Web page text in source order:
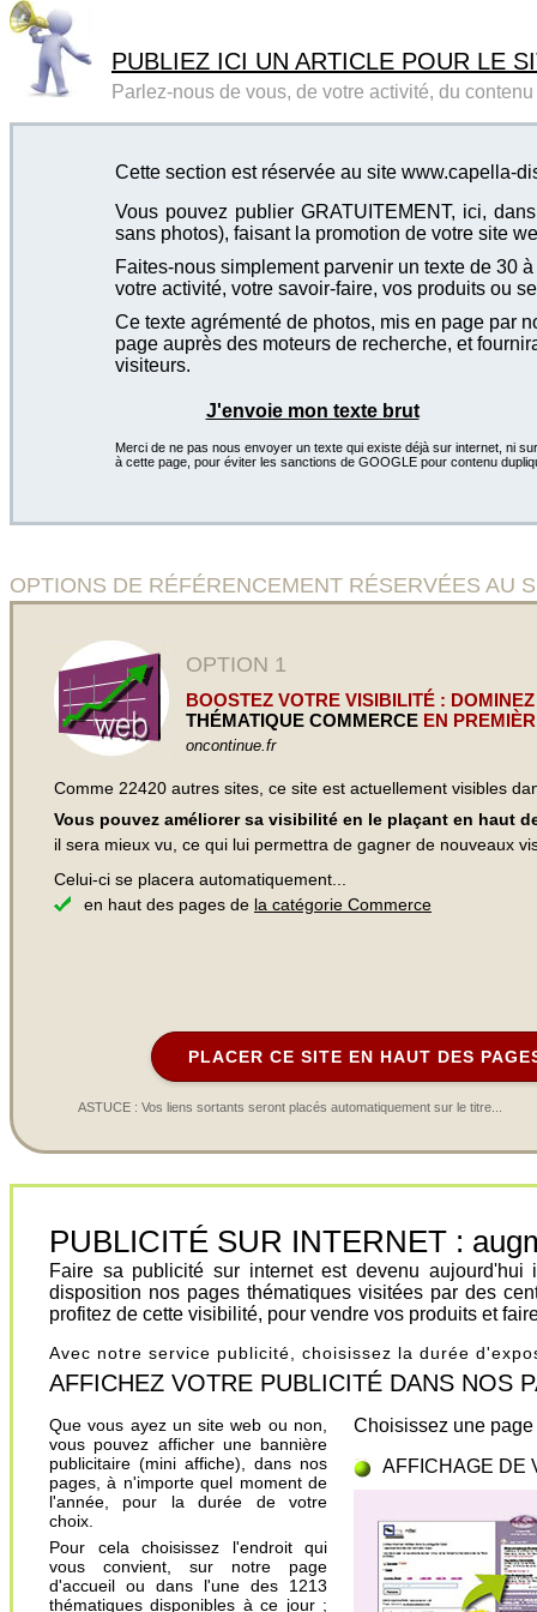
PUBLIEZ ICI UN ARTICLE POUR LE
Parlez-nous de vous, de votre activité, du
Cette section est réservée au site www.capella-
Vous pouvez publier GRATUITEMENT, ici,
sans photos), faisant la promotion de votre site
Faites-nous simplement parvenir un texte de 30
votre activité, votre savoir-faire, vos produits ou
Ce texte agrémenté de photos, mis en page par
page auprès des moteurs de recherche, et
visiteurs.
J'envoie mon texte brut
Merci de ne pas nous envoyer un texte qui existe déjà sur internet, ni
à cette page, pour éviter les sanctions de GOOGLE pour contenu
OPTIONS DE RÉFÉRENCEMENT RÉSERVÉES AU
OPTION 1
BOOSTEZ VOTRE VISIBILITÉ :
THÉMATIQUE COMMERCE EN
oncontinue.fr
Comme 22420 autres sites, ce site est actuellement visibles
Vous pouvez améliorer sa visibilité en le plaçant en haut
il sera mieux vu, ce qui lui permettra de gagner de nouveaux
Celui-ci se placera automatiquement...
en haut des pages de la catégorie Commerce
PLACER CE SITE EN HAUT DES
ASTUCE : Vos liens sortants seront placés automatiquement sur le titre...
PUBLICITÉ SUR INTERNET :
Faire sa publicité sur internet est devenu
disposition nos pages thématiques visitées par des
profitez de cette visibilité, pour vendre vos produits et
Avec notre service publicité, choisissez la durée
AFFICHEZ VOTRE PUBLICITÉ DANS NOS
Que vous ayez un site web ou non,
vous pouvez afficher une bannière
publicitaire (mini affiche), dans nos
pages, à n'importe quel moment de
l'année, pour la durée de votre
choix.
Pour cela choisissez l'endroit qui
vous convient, sur notre page
d'accueil ou dans l'une des 1213
thématiques disponibles à ce jour ;
Choisissez une
AFFICHAGE DE